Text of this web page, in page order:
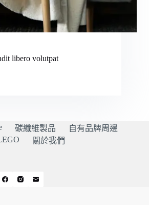
libero volutpat
碳纖維製品
自有品牌周邊
關於我們